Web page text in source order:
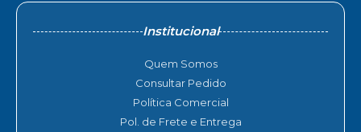
Institucional
Quem Somos
Consultar Pedido
Política Comercial
Pol. de Frete e Entrega